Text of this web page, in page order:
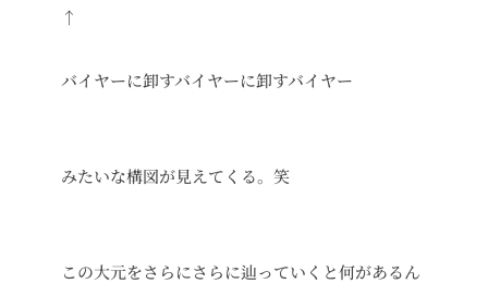
↑
バイヤーに卸すバイヤーに卸すバイヤー
みたいな構図が見えてくる。笑
この大元をさらにさらに辿っていくと何があるん